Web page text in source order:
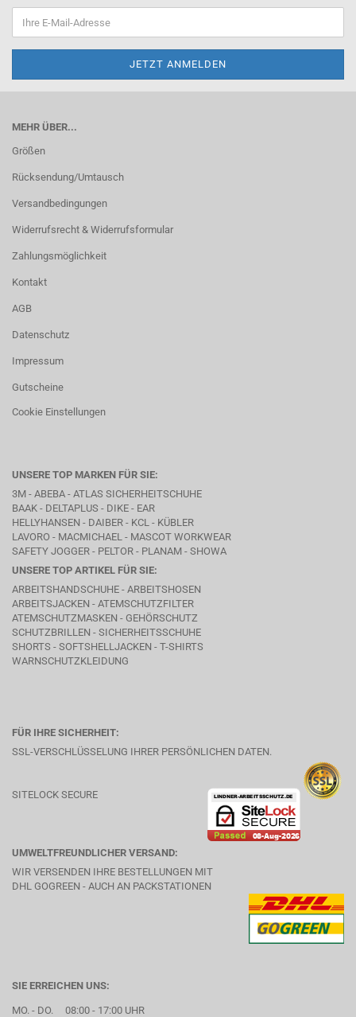
MEHR ÜBER...
Größen
Rücksendung/Umtausch
Versandbedingungen
Widerrufsrecht & Widerrufsformular
Zahlungsmöglichkeit
Kontakt
AGB
Datenschutz
Impressum
Gutscheine
Cookie Einstellungen
UNSERE TOP MARKEN FÜR SIE:
3M - ABEBA - ATLAS SICHERHEITSCHUHE
BAAK - DELTAPLUS - DIKE - EAR
HELLYHANSEN - DAIBER - KCL - KÜBLER
LAVORO - MACMICHAEL - MASCOT WORKWEAR
SAFETY JOGGER - PELTOR - PLANAM - SHOWA
UNSERE TOP ARTIKEL FÜR SIE:
ARBEITSHANDSCHUHE - ARBEITSHOSEN
ARBEITSJACKEN - ATEMSCHUTZFILTER
ATEMSCHUTZMASKEN - GEHÖRSCHUTZ
SCHUTZBRILLEN - SICHERHEITSSCHUHE
SHORTS - SOFTSHELLJACKEN - T-SHIRTS
WARNSCHUTZKLEIDUNG
FÜR IHRE SICHERHEIT:
SSL-VERSCHLÜSSELUNG IHRER PERSÖNLICHEN DATEN.
SITELOCK SECURE
UMWELTFREUNDLICHER VERSAND:
WIR VERSENDEN IHRE BESTELLUNGEN MIT
DHL GOGREEN - AUCH AN PACKSTATIONEN
SIE ERREICHEN UNS:
MO. - DO. 08:00 - 17:00 UHR